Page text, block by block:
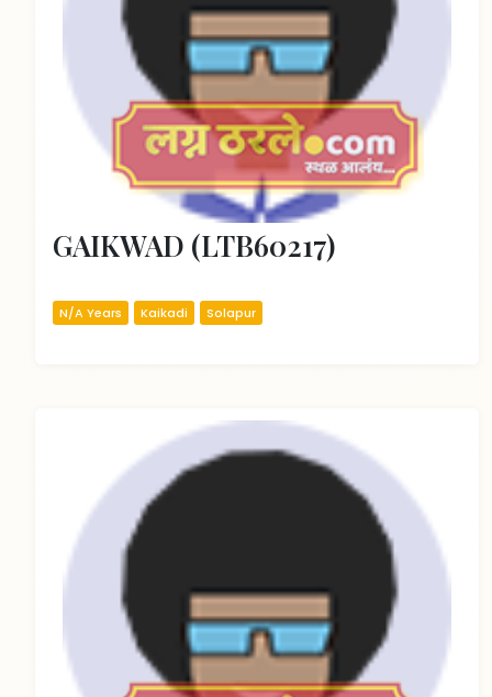
GAIKWAD (LTB60217)
N/A Years Kaikadi Solapur